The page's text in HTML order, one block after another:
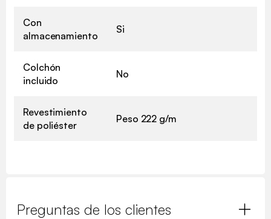
Con
almacenamiento
Si
Colchón
incluido
No
Revestimiento
de poliéster
Peso 222 g/m
Preguntas de los clientes